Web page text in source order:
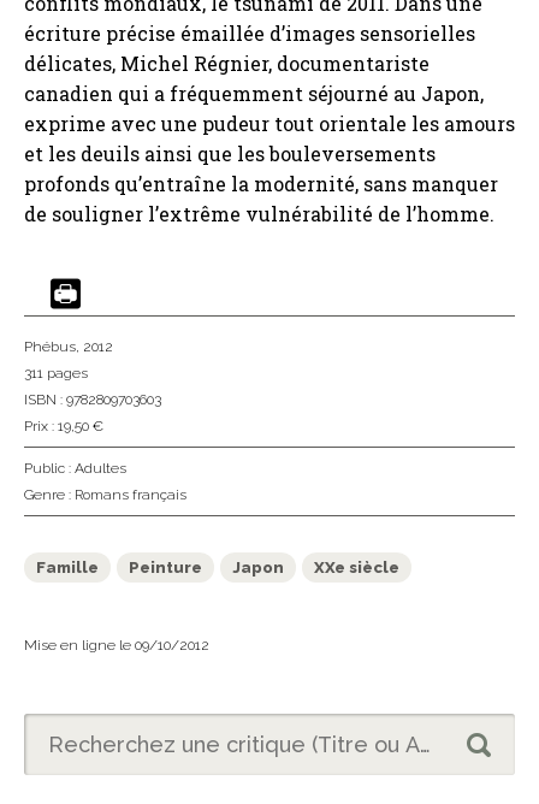
écriture précise émaillée d’images sensorielles
délicates, Michel Régnier, documentariste
canadien qui a fréquemment séjourné au Japon,
exprime avec une pudeur tout orientale les amours
et les deuils ainsi que les bouleversements
profonds qu’entraîne la modernité, sans manquer
de souligner l’extrême vulnérabilité de l’homme.
Phébus, 2012
311 pages
ISBN : 9782809703603
Prix : 19,50 €
Public : Adultes
Genre : Romans français
Famille Peinture Japon XXe siècle
Mise en ligne le 09/10/2012